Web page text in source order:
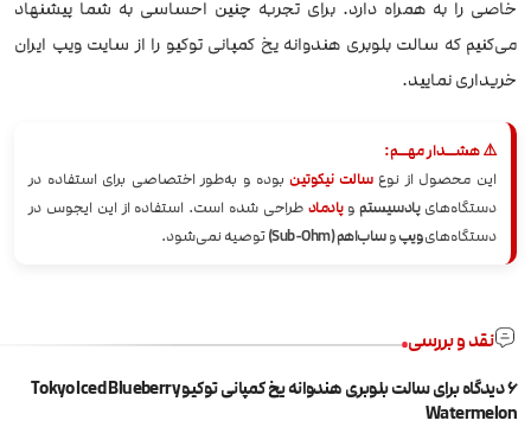
خاصی را به همراه دارد. برای تجربه چنین احساسی به شما پیشنهاد
می‌کنیم که سالت بلوبری هندوانه یخ کمپانی توکیو را از سایت ویپ ایران
خریداری نمایید.
⚠️ هشــدار مهــم:
این محصول از نوعسالت نیکوتینبوده و به‌طور اختصاصی برای استفاده در
دستگاه‌هایپادسیستموپادماد طراحی شده است. استفاده از این ایجوس در
دستگاه‌هایویپوساب‌اهم (Sub-Ohm) توصیه نمی‌شود.
نقد و بررسی
6 دیدگاه برای
سالت بلوبری هندوانه یخ کمپانی توکیو Tokyo Iced Blueberry
Watermelon